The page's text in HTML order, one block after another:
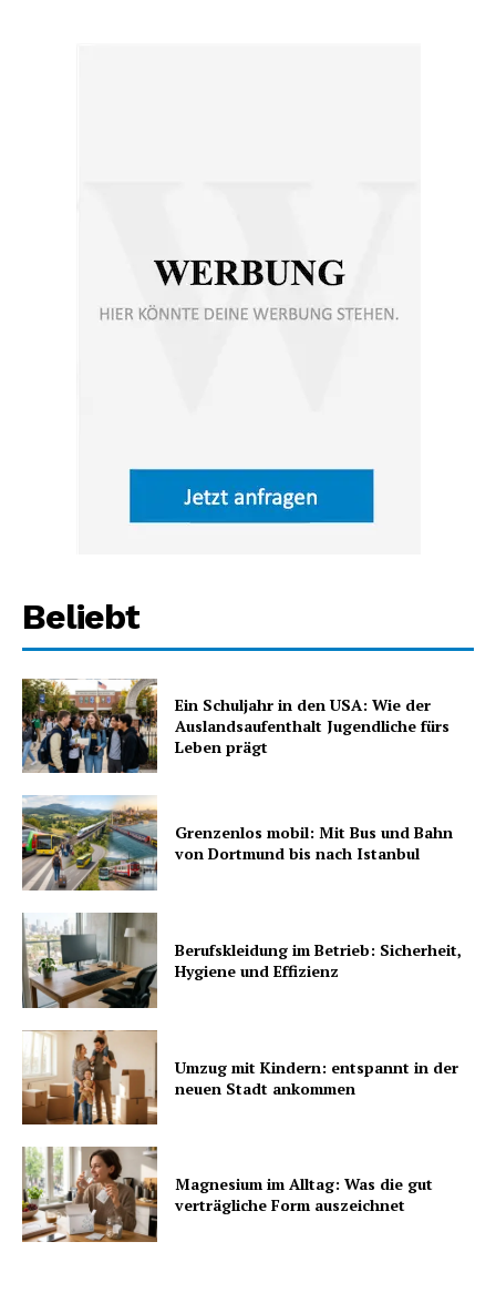
Beliebt
Ein Schuljahr in den USA: Wie der
Auslandsaufenthalt Jugendliche fürs
Leben prägt
Grenzenlos mobil: Mit Bus und Bahn
von Dortmund bis nach Istanbul
Berufskleidung im Betrieb: Sicherheit,
Hygiene und Effizienz
Umzug mit Kindern: entspannt in der
neuen Stadt ankommen
Magnesium im Alltag: Was die gut
verträgliche Form auszeichnet